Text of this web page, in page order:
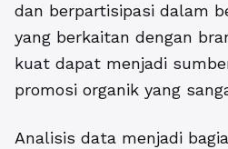
dan berpartisipasi dalam
yang berkaitan dengan
kuat dapat menjadi
promosi organik yang
Analisis data menjadi